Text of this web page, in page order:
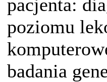
pacjenta:
poziomu
badania